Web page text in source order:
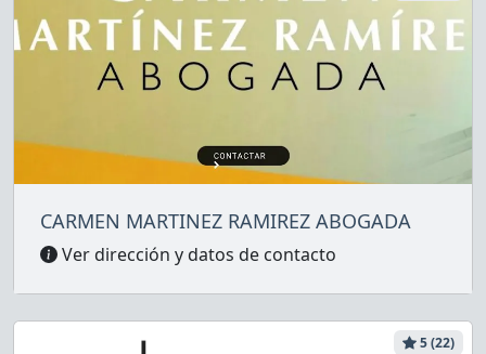
CARMEN MARTINEZ RAMIREZ ABOGADA
Ver dirección y datos de contacto
5 (22)